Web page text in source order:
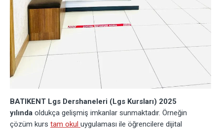
BATIKENT Lgs Dershaneleri (Lgs Kursları) 2025
yılında oldukça gelişmiş imkanlar sunmaktadır. Örneğin
çözüm kurs tam okul uygulaması ile öğrencilere dijital